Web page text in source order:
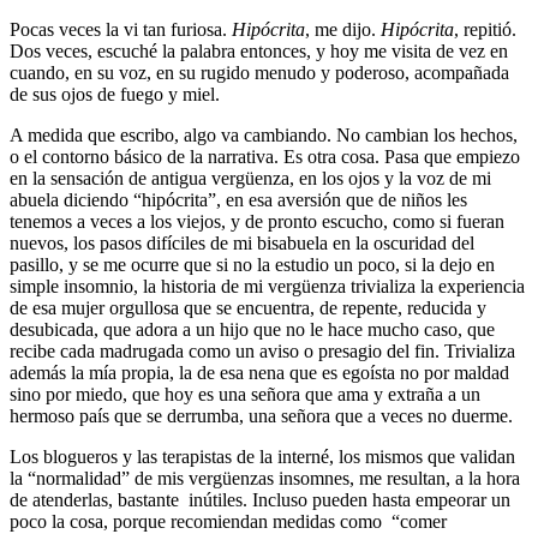
Pocas veces la vi tan furiosa. Hipócrita, me dijo. Hipócrita, repitió.
Dos veces, escuché la palabra entonces, y hoy me visita de vez en
cuando, en su voz, en su rugido menudo y poderoso, acompañada
de sus ojos de fuego y miel.
A medida que escribo, algo va cambiando. No cambian los hechos,
o el contorno básico de la narrativa. Es otra cosa. Pasa que empiezo
en la sensación de antigua vergüenza, en los ojos y la voz de mi
abuela diciendo “hipócrita”, en esa aversión que de niños les
tenemos a veces a los viejos, y de pronto escucho, como si fueran
nuevos, los pasos difíciles de mi bisabuela en la oscuridad del
pasillo, y se me ocurre que si no la estudio un poco, si la dejo en
simple insomnio, la historia de mi vergüenza trivializa la experiencia
de esa mujer orgullosa que se encuentra, de repente, reducida y
desubicada, que adora a un hijo que no le hace mucho caso, que
recibe cada madrugada como un aviso o presagio del fin. Trivializa
además la mía propia, la de esa nena que es egoísta no por maldad
sino por miedo, que hoy es una señora que ama y extraña a un
hermoso país que se derrumba, una señora que a veces no duerme.
Los blogueros y las terapistas de la interné, los mismos que validan
la “normalidad” de mis vergüenzas insomnes, me resultan, a la hora
de atenderlas, bastante inútiles. Incluso pueden hasta empeorar un
poco la cosa, porque recomiendan medidas como “comer